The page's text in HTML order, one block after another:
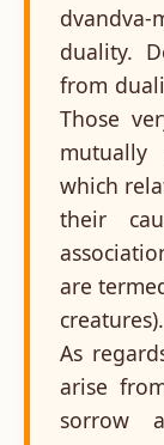
duality.
from
Those
which
their
are
creatures).
As
arise
sorrow